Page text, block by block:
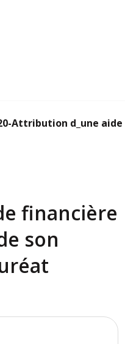
Attribution d_une aide
financière
son